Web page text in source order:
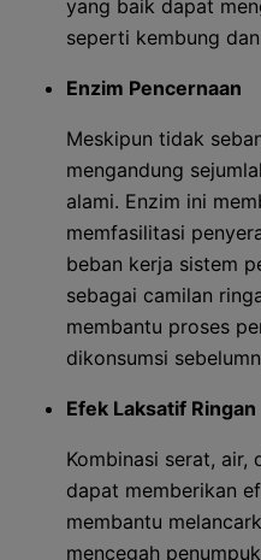
yang baik dapat
seperti kembung
Enzim Pencernaan
Meskipun tidak
mengandung
alami. Enzim ini
memfasilitasi
beban kerja sistem
sebagai camilan
membantu proses
dikonsumsi
Efek Laksatif Ringan
Kombinasi serat, air,
dapat memberikan
membantu
mencegah